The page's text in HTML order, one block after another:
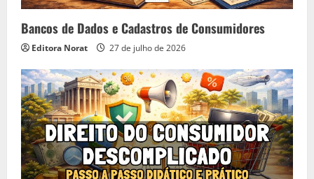
Bancos de Dados e Cadastros de Consumidores
Editora Norat 27 de julho de 2026